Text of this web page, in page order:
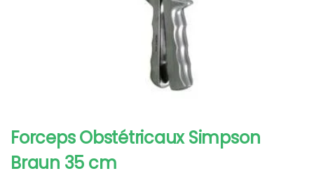
Forceps Obstétricaux Simpson
Braun 35 cm